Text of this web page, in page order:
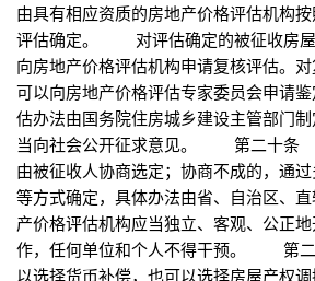
由具有相应资质的房地产价格评估机构
评估确定。 对评估确定的被征收房屋
向房地产价格评估机构申请复核评估。对
可以向房地产价格评估专家委员会申
估办法由国务院住房城乡建设主管部门
当向社会公开征求意见。 第二十条
由被征收人协商选定；协商不成的，通
等方式确定，具体办法由省、自治区
产价格评估机构应当独立、客观、公正
作，任何单位和个人不得干预。 第
以选择货币补偿，也可以选择房屋产